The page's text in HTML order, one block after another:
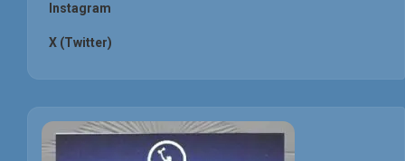
Instagram
X (Twitter)